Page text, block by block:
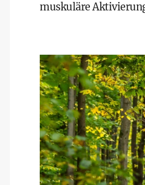
muskuläre